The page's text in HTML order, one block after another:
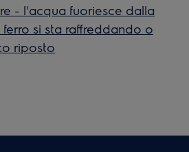
- l'acqua fuoriesce dalla
si sta raffreddando o
riposto